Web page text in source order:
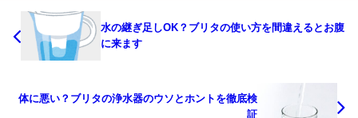
水の継ぎ足しOK？ブリタの使い方を間違えるとお腹
に来ます
体に悪い？ブリタの浄水器のウソとホントを徹底検
証